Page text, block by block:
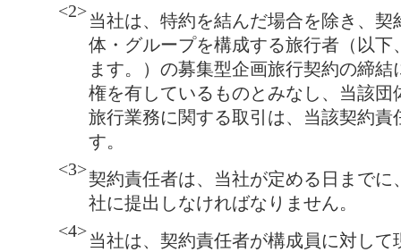
<2>当社は、特約を結んだ場合を除き、契
体・グループを構成する旅行者（以下
ます。）の募集型企画旅行契約の締
権を有しているものとみなし、当該団
旅行業務に関する取引は、当該契約責
す。
<3>契約責任者は、当社が定める日までに
社に提出しなければなりません。
<4>当社は、契約責任者が構成員に対して